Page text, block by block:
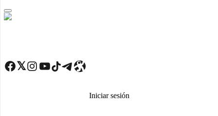
Skip
to
Facebook Twitter Instagram YouTube TikTok Telegram Enlace
Iniciar sesión